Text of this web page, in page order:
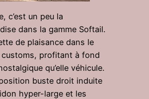
c’est un peu la
dans la gamme Softail.
de plaisance dans le
profitant à fond
qu’elle véhicule.
buste droit induite
hyper-large et les